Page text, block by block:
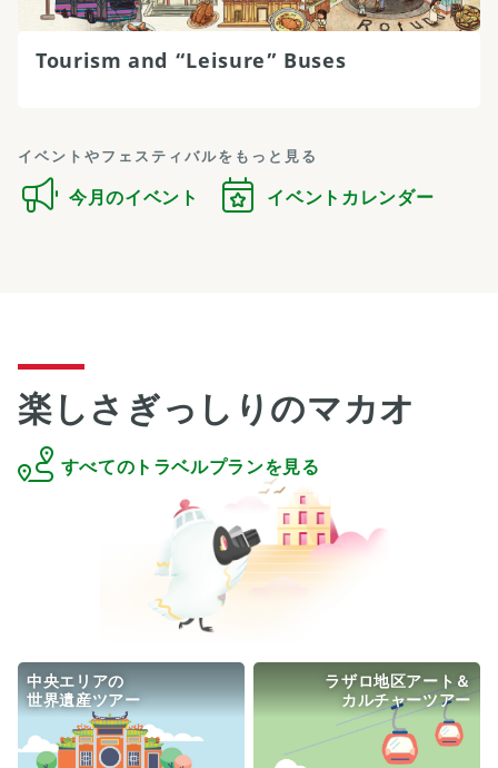
Tourism and “Leisure” Buses
イベントやフェスティバルをもっと見る
今月のイベント イベントカレンダー
楽しさぎっしりのマカオ
すべてのトラベルプランを見る
中央エリアの
世界遺産ツアー
ラザロ地区アート＆
カルチャーツアー